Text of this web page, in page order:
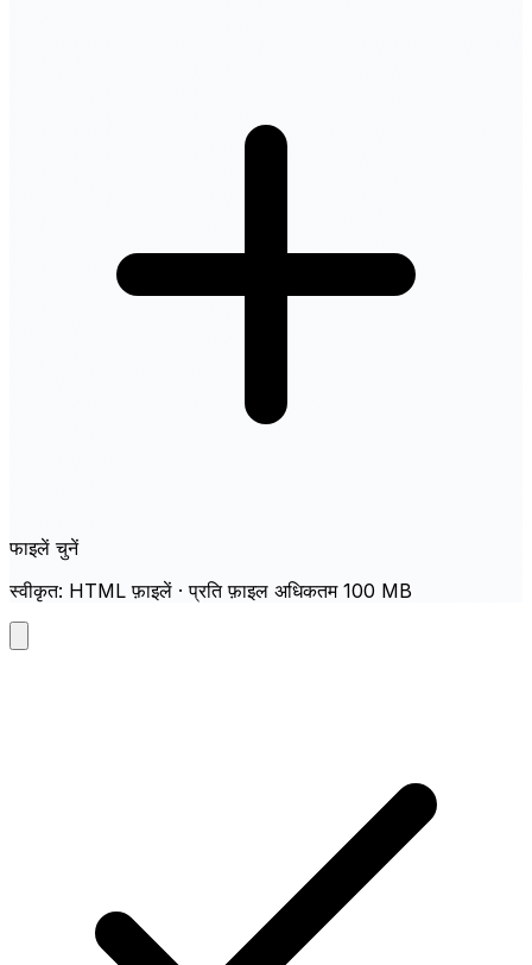
फाइलें चुनें
स्वीकृत: HTML फ़ाइलें · प्रति फ़ाइल अधिकतम 100 MB